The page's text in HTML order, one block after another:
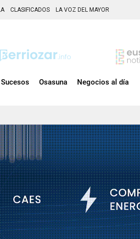
CLASIFICADOS LA VOZ DEL MAYOR
Sucesos Osasuna Negocios al día